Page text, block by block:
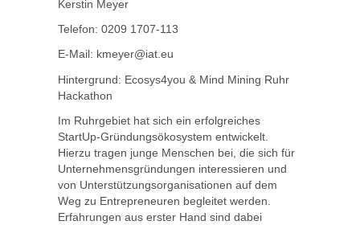
Kerstin Meyer
Telefon: 0209 1707-113
E-Mail: kmeyer@iat.eu
Hintergrund: Ecosys4you & Mind Mining Ruhr
Hackathon
Im Ruhrgebiet hat sich ein erfolgreiches
StartUp-Gründungsökosystem entwickelt.
Hierzu tragen junge Menschen bei, die sich für
Unternehmensgründungen interessieren und
von Unterstützungsorganisationen auf dem
Weg zu Entrepreneuren begleitet werden.
Erfahrungen aus erster Hand sind dabei